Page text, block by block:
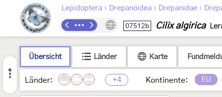
Lepidoptera › Drepanoidea › Drepanidae ›
07512b Cilix algirica
Übersicht Länder Karte
Länder: +4 Kontinente: EU